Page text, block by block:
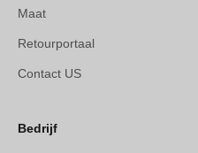
Maat
Retourportaal
Contact US
Bedrijf